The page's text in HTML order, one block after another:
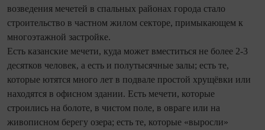
возведения мечетей в спальных районах города стало
строительство в частном жилом секторе, примыкающем к
многоэтажной застройке.
Есть казанские мечети, куда может вместиться не более 2-3
десятков человек, а есть и полутысячные залы; есть те,
которые ютятся много лет в подвале простой хрущёвки или
находятся в офисном здании. Есть мечети, которые
строились на болоте, в чистом поле, в овраге или на
живописном берегу озера; есть те, которые «выросли»